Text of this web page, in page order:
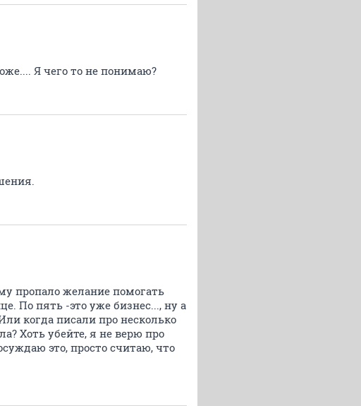
Я чего то не понимаю?
пропало желание помогать
По пять -это уже бизнес..., ну а
когда писали про несколько
Хоть убейте, я не верю про
это, просто считаю, что